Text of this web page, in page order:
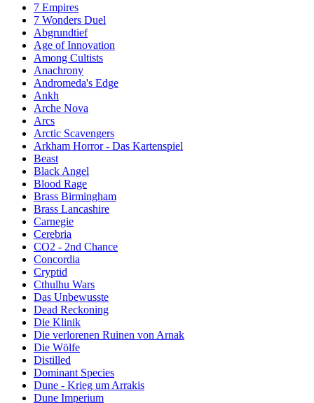
7 Empires
7 Wonders Duel
Abgrundtief
Age of Innovation
Among Cultists
Anachrony
Andromeda's Edge
Ankh
Arche Nova
Arcs
Arctic Scavengers
Arkham Horror - Das Kartenspiel
Beast
Black Angel
Blood Rage
Brass Birmingham
Brass Lancashire
Carnegie
Cerebria
CO2 - 2nd Chance
Concordia
Cryptid
Cthulhu Wars
Das Unbewusste
Dead Reckoning
Die Klinik
Die verlorenen Ruinen von Arnak
Die Wölfe
Distilled
Dominant Species
Dune - Krieg um Arrakis
Dune Imperium